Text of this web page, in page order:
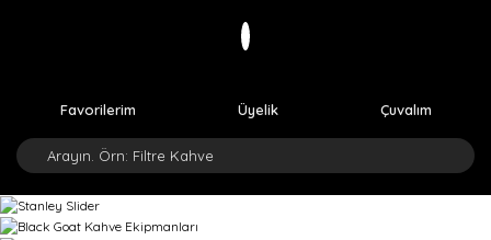
Favorilerim Üyelik Çuvalım